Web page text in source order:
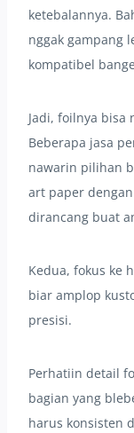
ketebalannya.
nggak gampang
kompatibel
Jadi, foilnya bisa
Beberapa jasa
nawarin pilihan
art paper
dirancang buat
Kedua, fokus ke
biar amplop
presisi.
Perhatiin detail
bagian yang
harus konsisten